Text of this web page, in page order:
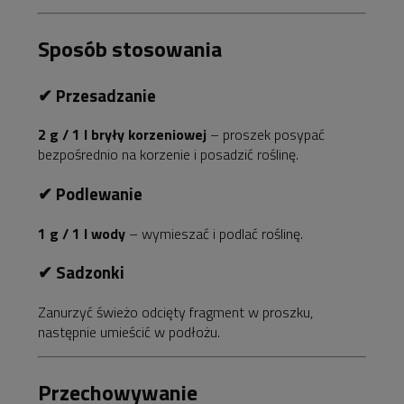
Sposób stosowania
✔ Przesadzanie
2 g / 1 l bryły korzeniowej – proszek posypać
bezpośrednio na korzenie i posadzić roślinę.
✔ Podlewanie
1 g / 1 l wody – wymieszać i podlać roślinę.
✔ Sadzonki
Zanurzyć świeżo odcięty fragment w proszku,
następnie umieścić w podłożu.
Przechowywanie